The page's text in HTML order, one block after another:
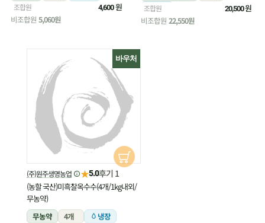
냉장
조합원 20,500원
비조합원 22,550원
조합원 4,600원
비조합원 5,060원
바우처
(주)원주생명농업 ★5.0후기 1
(농할 국산)미흑찰옥수수(4개/1kg내외/
무농약)
무농약
4개 냉장